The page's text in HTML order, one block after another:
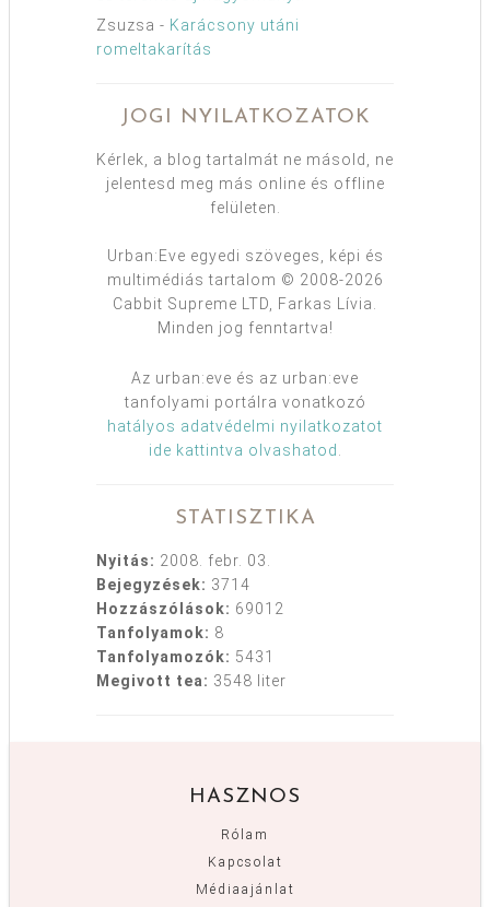
Zsuzsa - Karácsony utáni
romeltakarítás
JOGI NYILATKOZATOK
Kérlek, a blog tartalmát ne másold, ne
jelentesd meg más online és offline
felületen.
Urban:Eve egyedi szöveges, képi és
multimédiás tartalom © 2008-2026
Cabbit Supreme LTD, Farkas Lívia.
Minden jog fenntartva!
Az urban:eve és az urban:eve
tanfolyami portálra vonatkozó
hatályos adatvédelmi nyilatkozatot
ide kattintva olvashatod
STATISZTIKA
Nyitás: 2008. febr. 03.
Bejegyzések: 3714
Hozzászólások: 69012
Tanfolyamok: 8
Tanfolyamozók: 5431
Megivott tea: 3548 liter
HASZNOS
Rólam
Kapcsolat
Médiaajánlat